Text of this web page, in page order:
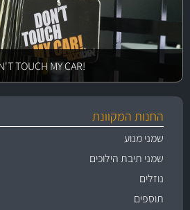
!DON'T TOUCH MY CAR
החנות המקוונת
שמני מנוע
שמני תיבת הילוכים
נוזלים
תוספים